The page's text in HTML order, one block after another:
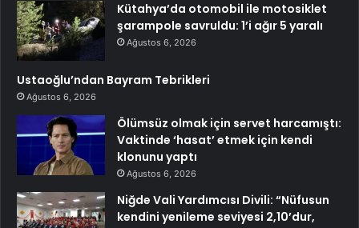
Kütahya’da otomobil ile motosiklet
şarampole savruldu: 1’i ağır 5 yaralı
Ağustos 6, 2026
Ustaoğlu’ndan Bayram Tebrikleri
Ağustos 6, 2026
Ölümsüz olmak için servet harcamıştı:
Vaktinde ‘hasat’ etmek için kendi
klonunu yaptı
Ağustos 6, 2026
Niğde Vali Yardımcısı Divili: “Nüfusun
kendini yenileme seviyesi 2,10’dur,